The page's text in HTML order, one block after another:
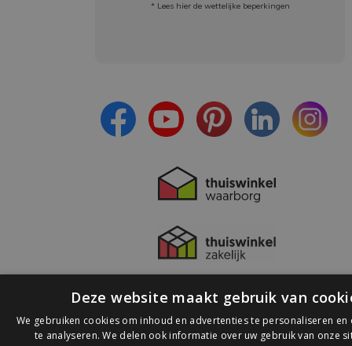
* Lees hier de wettelijke beperkingen
Deze website maakt gebruik van
We gebruiken cookies om inhoud en advertenties te personaliseren en
te analyseren. We delen ook informatie over uw gebruik van onze